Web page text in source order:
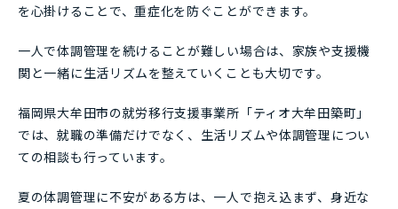
を心掛けることで、重症化を防ぐことができます。
一人で体調管理を続けることが難しい場合は、家族や支援機
関と一緒に生活リズムを整えていくことも大切です。
福岡県大牟田市の就労移行支援事業所「ティオ大牟田築町」
では、就職の準備だけでなく、生活リズムや体調管理につい
ての相談も行っています。
夏の体調管理に不安がある方は、一人で抱え込まず、身近な